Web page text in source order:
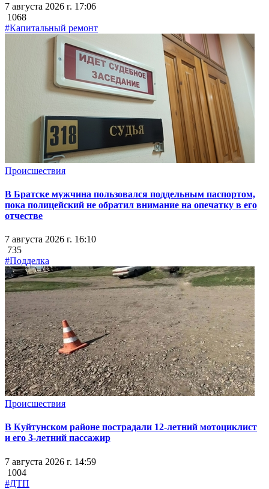
7 августа 2026 г. 17:06
1068
#Капитальный ремонт
Происшествия
В Братске мужчина пользовался поддельным паспортом,
пока полицейский не обратил внимание на опечатку в его
отчестве
7 августа 2026 г. 16:10
735
#Подделка
Происшествия
В Куйтунском районе пострадали 12-летний мотоциклист
и его 3-летний пассажир
7 августа 2026 г. 14:59
1004
#ДТП